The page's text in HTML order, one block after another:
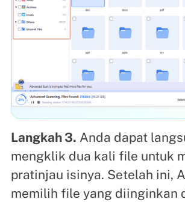
Langkah 3. Anda dapat
mengklik dua kali file untuk
pratinjau isinya. Setelah ini,
memilih file yang diinginkan